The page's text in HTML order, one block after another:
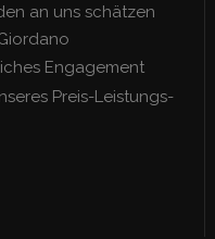
an uns schätzen
Engagement
Preis-Leistungs-